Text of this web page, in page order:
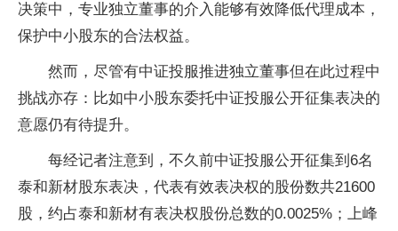
决策中，专业独立董事的介入能够有效降低代理成本，
保护中小股东的合法权益。
然而，尽管有中证投服推进独立董事但在此过程中
挑战亦存：比如中小股东委托中证投服公开征集表决的
意愿仍有待提升。
每经记者注意到，不久前中证投服公开征集到6名
泰和新材股东表决，代表有效表决权的股份数共21600
股，约占泰和新材有表决权股份总数的0.0025%；上峰